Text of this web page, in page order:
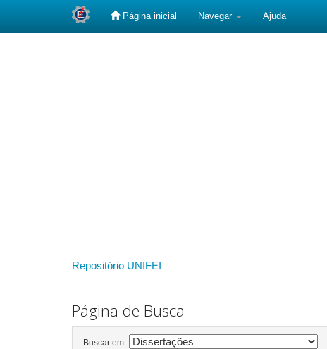
Página inicial Navegar Ajuda
Repositório UNIFEI
Página de Busca
Buscar em: